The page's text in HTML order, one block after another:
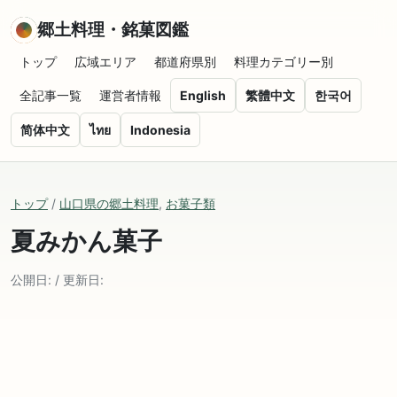
郷土料理・銘菓図鑑
トップ 広域エリア 都道府県別 料理カテゴリー別
全記事一覧 運営者情報 English 繁體中文 한국어
简体中文 ไทย Indonesia
トップ/ 山口県の郷土料理, お菓子類
夏みかん菓子
公開日: / 更新日: